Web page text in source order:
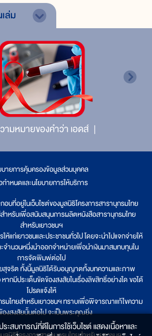
ล่ม
ามหมายของคำว่า เอดส์
บายการคุ้มครองข้อมูลส่วนบุคคล
กำหนดและนโยบายการให้บริการ
บที่อยู่ในเว็บไซต์ของมูลนิธิโครงการสารานุกรมไทย
สำหรับเพื่อสนับสนุนการผลิตหนังสือสารานุกรมไทย
สำหรับเยาวชนฯ
ห้แก่เยาวชนและประชาชนทั่วไป โดยจะนำไปแจกจ่ายให้
ะจำนวนหนึ่งนำออกจำหน่ายเพื่อนำเงินมาสมทบทุนใน
การจัดพิมพ์ต่อไป
ยสุจริต ทั้งนี้มูลนิธิได้รับอนุญาตทั้งบทความและภาพ
ากมีประเด็นขัดข้องสงสัยในเรื่องลิขสิทธิ์อย่างใด ขอได้
โปรดแจ้งให้
มไทยสำหรับเยาวชนฯ ทราบเพื่อพิจารณาแก้ไขความ
งสงสัยนั้นต่อไป จะเป็นพระคุณยิ่ง
ะสบการณ์ที่ดีในการใช้เว็บไซต์ แสดงเนื้อหาและ